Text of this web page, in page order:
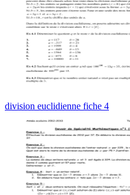
division euclidienne fiche 4